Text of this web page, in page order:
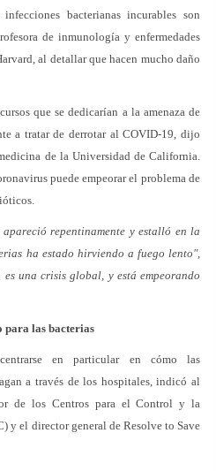
bacterianas incurables son
de inmunología y enfermedades
al detallar que hacen mucho daño
que se dedicarían a la amenaza de
a tratar de derrotar al COVID-19, dijo
de la Universidad de California.
puede empeorar el problema de
repentinamente y estalló en la
ha estado hirviendo a fuego lento",
es una crisis global, y está empeorando
para las bacterias
en particular en cómo las
a través de los hospitales, indicó al
de los Centros para el Control y la
y el director general de Resolve to Save